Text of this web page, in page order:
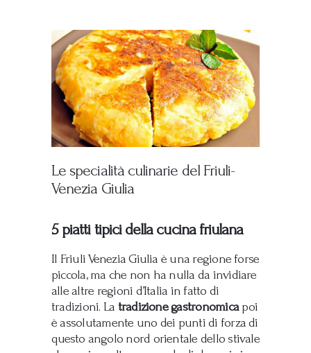
Le specialità culinarie del Friuli-
Venezia Giulia
5 piatti tipici della cucina friulana
Il Friuli Venezia Giulia è una regione forse
piccola, ma che non ha nulla da invidiare
alle altre regioni d’Italia in fatto di
tradizioni. La tradizione gastronomicapoi
è assolutamente uno dei punti di forza di
questo angolo nord orientale dello stivale